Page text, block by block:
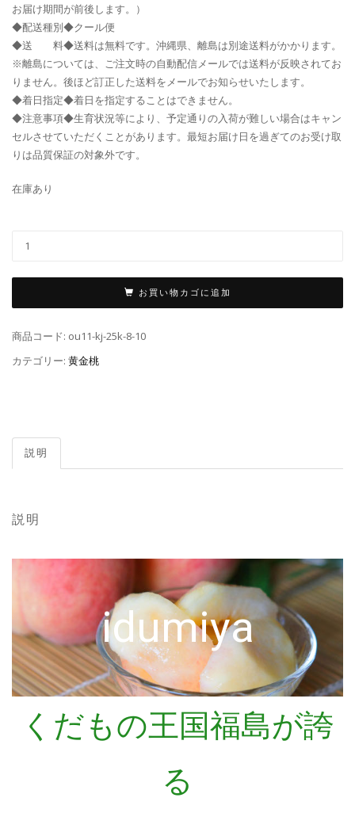
お届け期間が前後します。）
◆配送種別◆クール便
◆送 料◆送料は無料です。沖縄県、離島は別途送料がかかります。
※離島については、ご注文時の自動配信メールでは送料が反映されてお
りません。後ほど訂正した送料をメールでお知らせいたします。
◆着日指定◆着日を指定することはできません。
◆注意事項◆生育状況等により、予定通りの入荷が難しい場合はキャン
セルさせていただくことがあります。最短お届け日を過ぎてのお受け取
りは品質保証の対象外です。
在庫あり
お買い物カゴに追加
商品コード: ou11-kj-25k-8-10
カテゴリー: 黄金桃
説明
説明
idumiya
くだもの王国福島が誇
る